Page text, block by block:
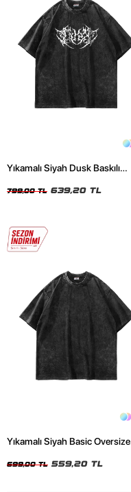
Yıkamalı Siyah Dusk Baskılı
799,00 TL 639,20 TL
Yıkamalı Siyah Basic Oversize
699,00 TL 559,20 TL